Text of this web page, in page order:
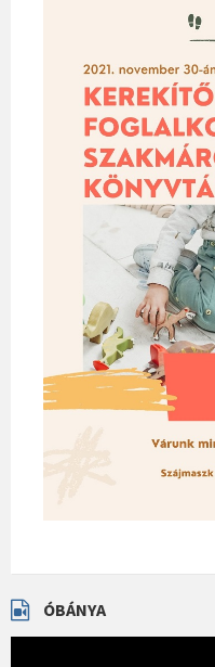
ÓBÁNYA